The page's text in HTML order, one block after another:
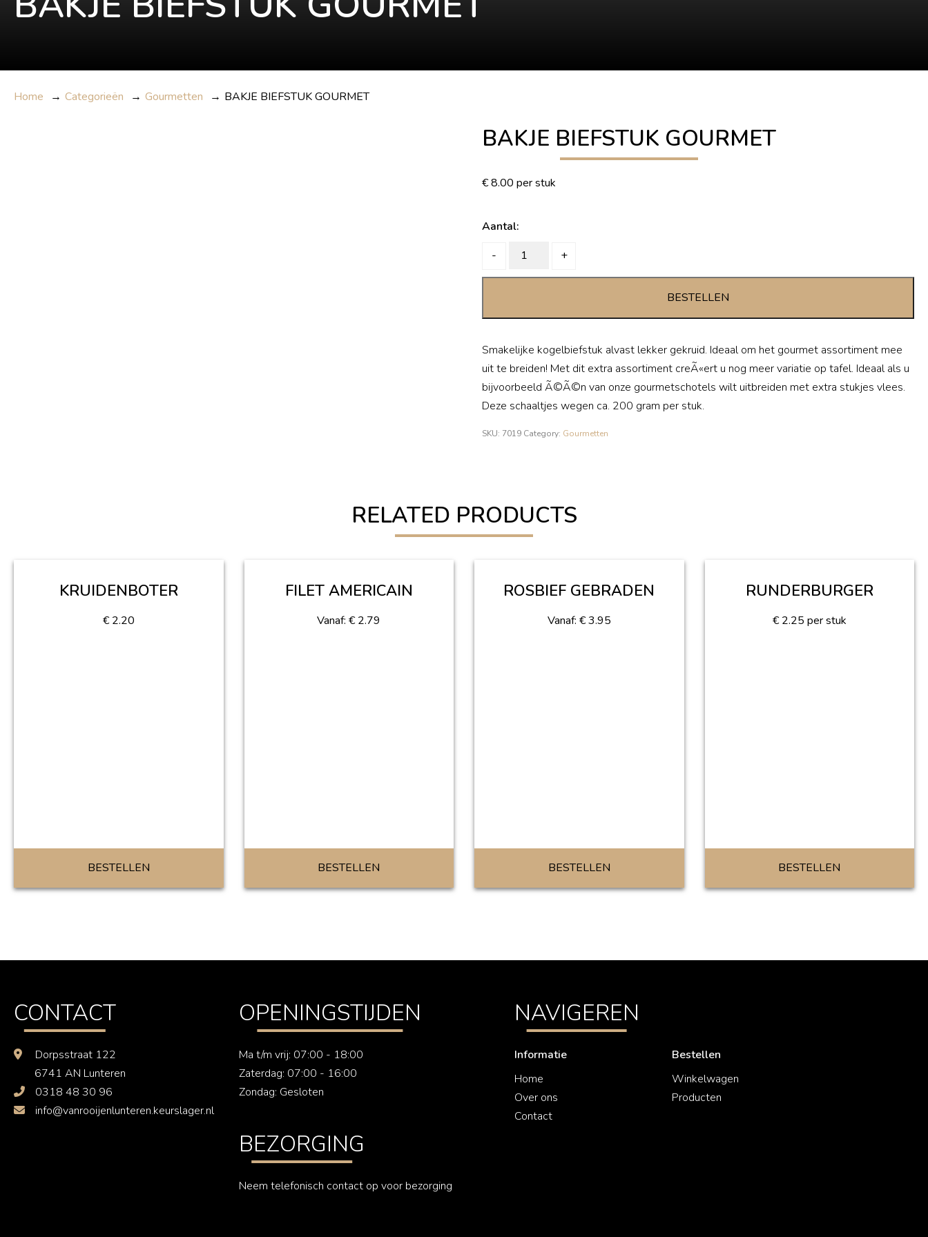
Home → Categorieën → Gourmetten → BAKJE BIEFSTUK GOURMET
BAKJE BIEFSTUK GOURMET
€8.00 per stuk
Aantal:
-
BAKJE
+
BESTELLEN
Smakelijke kogelbiefstuk alvast lekker gekruid. Ideaal om het gourmet assortiment mee
uit te breiden! Met dit extra assortiment creÃ«ert u nog meer variatie op tafel. Ideaal als u
bijvoorbeeld Ã©Ã©n van onze gourmetschotels wilt uitbreiden met extra stukjes vlees.
Deze schaaltjes wegen ca. 200 gram per stuk.
SKU: 7019 Category: Gourmetten
RELATED PRODUCTS
KRUIDENBOTER
€ 2.20
BESTELLEN
FILET AMERICAIN
Vanaf:€ 2.79
BESTELLEN
ROSBIEF GEBRADEN
Vanaf: €3.95
BESTELLEN
RUNDERBURGER
€ 2.25 per stuk
BESTELLEN
CONTACT
Dorpsstraat 122
6741 AN Lunteren
0318 48 30 96
info@vanrooijenlunteren.keurslager.nl
OPENINGSTIJDEN
Ma t/m vrij: 07:00 - 18:00
Zaterdag: 07:00 - 16:00
Zondag: Gesloten
BEZORGING
Neem telefonisch contact op voor bezorging
NAVIGEREN
Informatie
Home
Over ons
Contact
Bestellen
Winkelwagen
Producten